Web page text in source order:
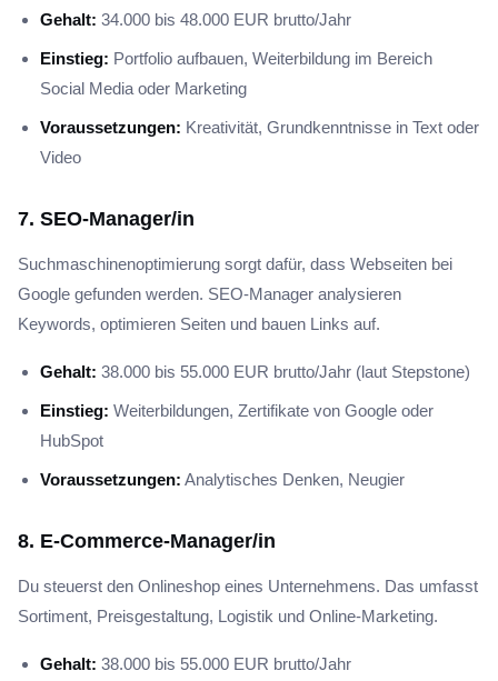
Gehalt: 34.000 bis 48.000 EUR brutto/Jahr
Einstieg: Portfolio aufbauen, Weiterbildung im Bereich
Social Media oder Marketing
Voraussetzungen: Kreativität, Grundkenntnisse in Text oder
Video
7. SEO-Manager/in
Suchmaschinenoptimierung sorgt dafür, dass Webseiten bei
Google gefunden werden. SEO-Manager analysieren
Keywords, optimieren Seiten und bauen Links auf.
Gehalt: 38.000 bis 55.000 EUR brutto/Jahr (laut Stepstone)
Einstieg: Weiterbildungen, Zertifikate von Google oder
HubSpot
Voraussetzungen: Analytisches Denken, Neugier
8. E-Commerce-Manager/in
Du steuerst den Onlineshop eines Unternehmens. Das umfasst
Sortiment, Preisgestaltung, Logistik und Online-Marketing.
Gehalt: 38.000 bis 55.000 EUR brutto/Jahr